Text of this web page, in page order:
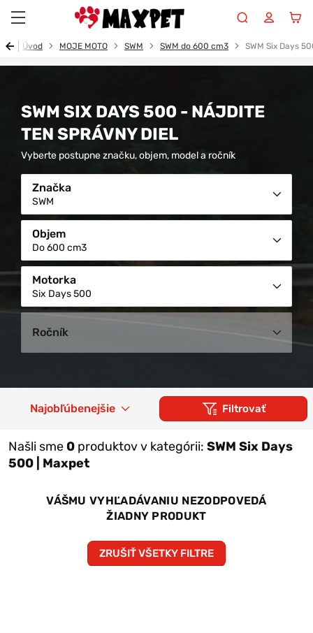
Úvod MOJE MOTO SWM SWM do 600 cm3 SWM Six Days
SWM SIX DAYS 500 - NÁJDITE
TEN SPRÁVNY DIEL
Vyberte postupne značku, objem, model a ročník
Značka
SWM
Objem
Do 600 cm3
Motorka
Six Days 500
Ročník
Filtrovať
Našli sme 0 produktov v kategórii: SWM Six Days
500 | Maxpet
Najobľúbenejšie
VÁŠMU VYHĽADÁVANIU NEZODPOVEDÁ
ŽIADNY PRODUKT
ZRUŠIŤ VŠETKY FILTRE